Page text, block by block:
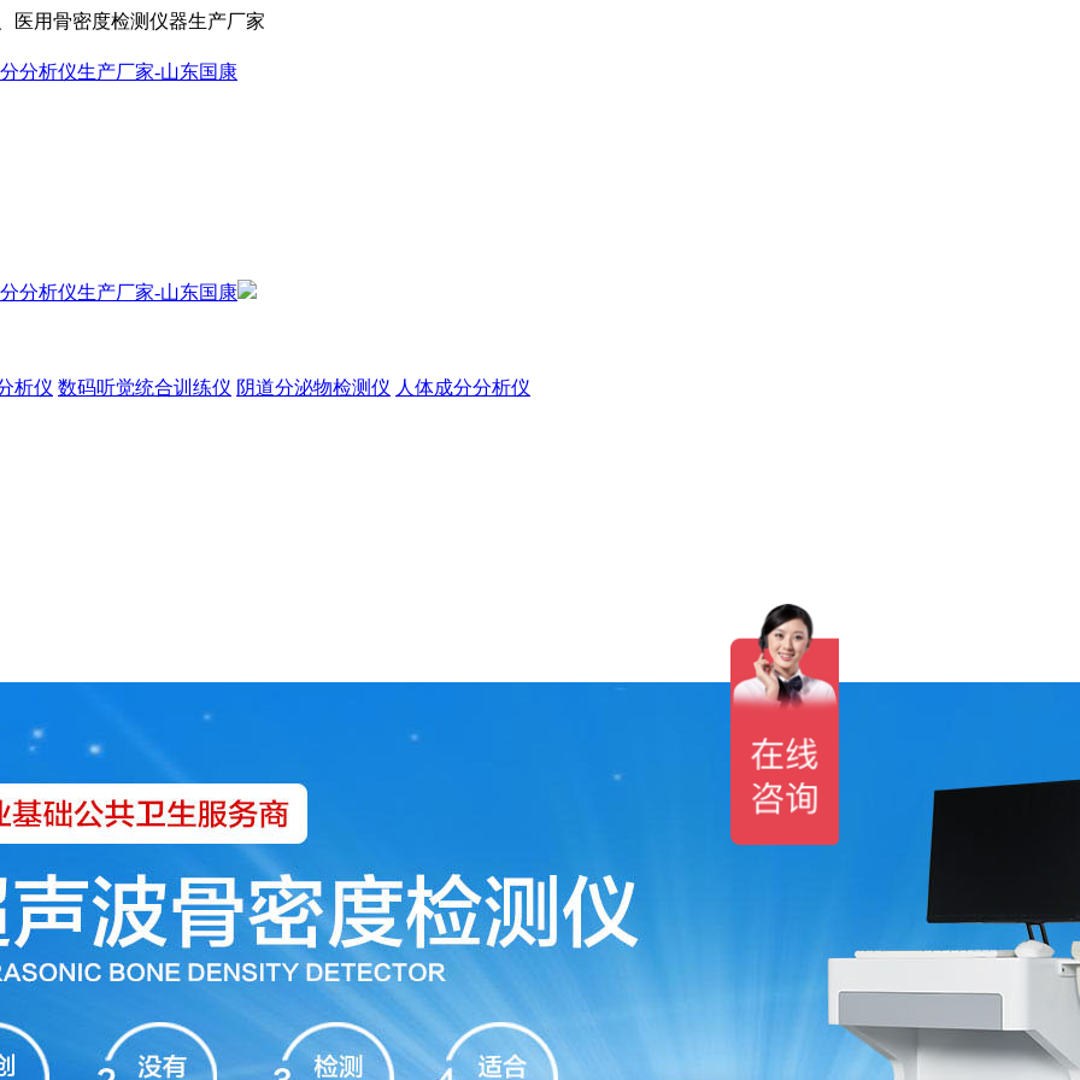
医用骨密度检测仪器生产厂家
析仪 数码听觉统合训练仪 阴道分泌物检测仪 人体成分分析仪